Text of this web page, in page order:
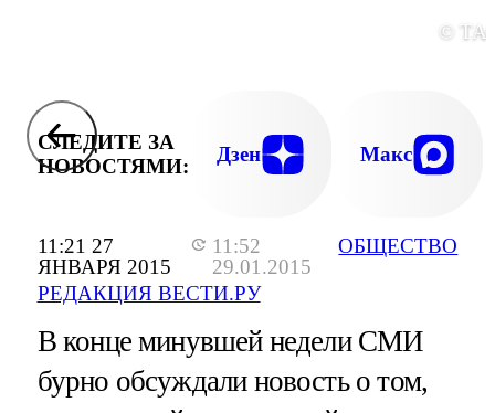
11:21 27
ЯНВАРЯ 2015
11:52
29.01.2015
РЕДАКЦИЯ ВЕСТИ.РУ
ОБЩЕСТВО
©
СЛЕДИТЕ ЗА
НОВОСТЯМИ:
Дзен Макс
В конце минувшей недели СМИ
бурно обсуждали новость о том,